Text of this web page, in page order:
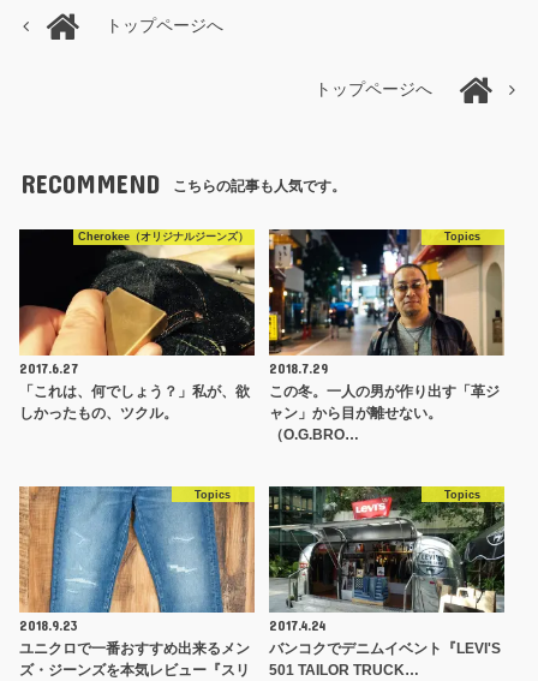
トップページへ
トップページへ
RECOMMEND こちらの記事も人気です。
Cherokee（オリジナルジーンズ）
2017.6.27
「これは、何でしょう？」私が、欲
しかったもの、ツクル。
Topics
2018.7.29
この冬。一人の男が作り出す「革ジ
ャン」から目が離せない。
（O.G.BRO…
Topics
2018.9.23
ユニクロで一番おすすめ出来るメン
ズ・ジーンズを本気レビュー『スリ
Topics
2017.4.24
バンコクでデニムイベント『LEVI'S
501 TAILOR TRUCK…